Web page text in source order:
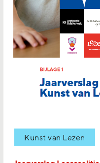
Kunst van Lezen